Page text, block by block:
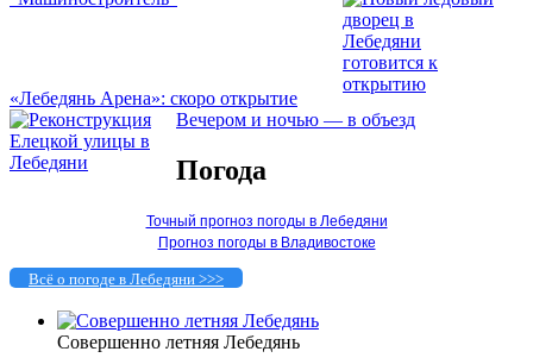
«Лебедянь Арена»: скоро открытие
Вечером и ночью — в объезд
Погода
Точный прогноз погоды в Лебедяни
Прогноз погоды в Владивостоке
Всё о погоде в Лебедяни >>>
Совершенно летняя Лебедянь